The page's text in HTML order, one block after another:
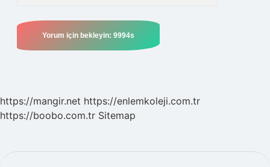
https://mangir.net https://enlemkoleji.com.tr
https://boobo.com.tr Sitemap